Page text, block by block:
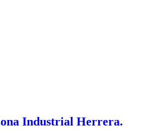
Industrial Herrera.